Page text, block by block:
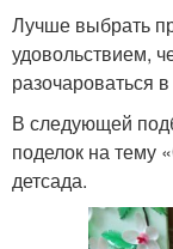
Лучше выбрать
удовольствием,
разочароваться в
В следующей
поделок на тему
детсада.